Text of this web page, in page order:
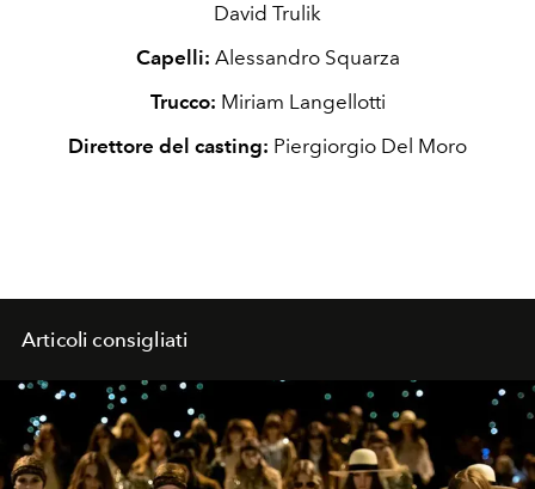
David Trulik
Capelli: Alessandro Squarza
Trucco: Miriam Langellotti
Direttore del casting: Piergiorgio Del Moro
Articoli consigliati